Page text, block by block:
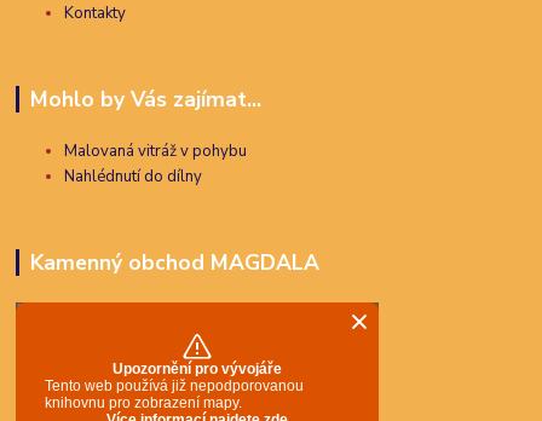
Kontakty
Mohlo by Vás zajímat...
Malovaná vitráž v pohybu
Nahlédnutí do dílny
Kamenný obchod MAGDALA